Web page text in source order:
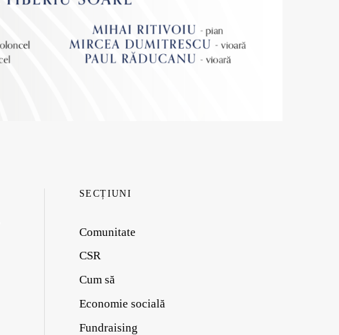
SECȚIUNI
Comunitate
CSR
Cum să
Economie socială
Fundraising